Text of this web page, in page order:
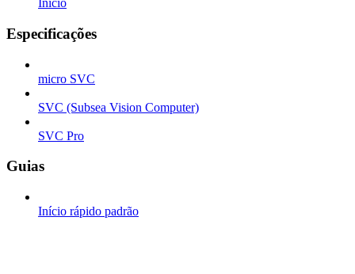
Início
Especificações
micro SVC
SVC (Subsea Vision Computer)
SVC Pro
Guias
Início rápido padrão